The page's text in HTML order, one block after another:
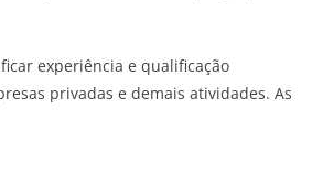
experiência e qualificação
privadas e demais atividades. As